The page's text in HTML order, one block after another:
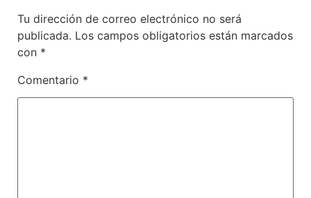
Tu dirección de correo electrónico no será
publicada. Los campos obligatorios están marcados
con *
Comentario *